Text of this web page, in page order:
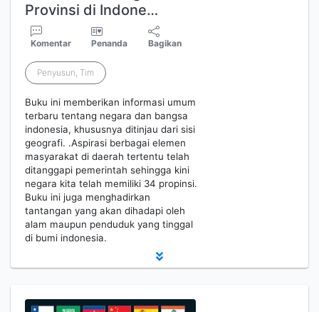
Provinsi di Indone…
Komentar Penanda Bagikan
Penyusun, Tim
Buku ini memberikan informasi umum
terbaru tentang negara dan bangsa
indonesia, khususnya ditinjau dari sisi
geografi. .Aspirasi berbagai elemen
masyarakat di daerah tertentu telah
ditanggapi pemerintah sehingga kini
negara kita telah memiliki 34 propinsi.
Buku ini juga menghadirkan
tantangan yang akan dihadapi oleh
alam maupun penduduk yang tinggal
di bumi indonesia.